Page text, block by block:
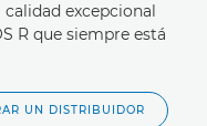
excepcional
R que siempre está
UN DISTRIBUIDOR